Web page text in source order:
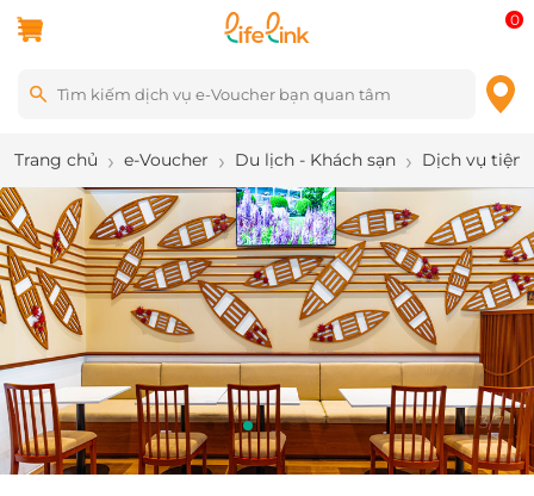
0
Trang chủ e-Voucher Du lịch - Khách sạn Dịch vụ tiện
3/7